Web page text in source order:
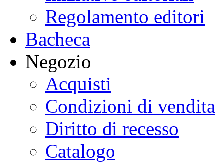
Regolamento editori
Bacheca
Negozio
Acquisti
Condizioni di vendita
Diritto di recesso
Catalogo